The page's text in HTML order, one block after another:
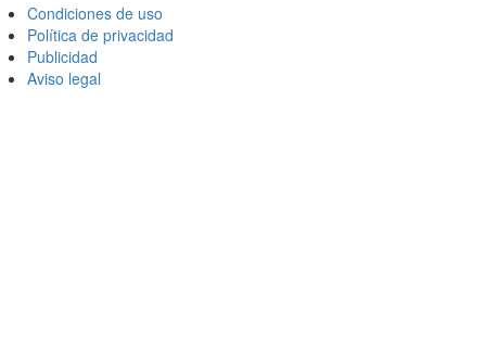
Condiciones de uso
Política de privacidad
Publicidad
Aviso legal